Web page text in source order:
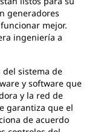
generadores
mejor.
ingeniería a
del sistema de
y software que
y la red de
garantiza que el
de acuerdo